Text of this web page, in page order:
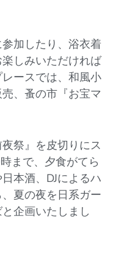
加したり、浴衣着
しみいただければ
ースでは、和風小
、蚤の市『お宝マ
祭』を皮切りにス
まで、夕食がてら
本酒、DJによるハ
夏の夜を日系ガー
企画いたしまし